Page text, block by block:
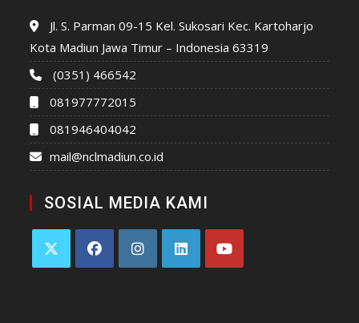
Jl. S. Parman 09-15 Kel. Sukosari Kec. Kartoharjo
Kota Madiun Jawa Timur – Indonesia 63319
(0351) 466542
081977772015
081946404042
mail@nclmadiun.co.id
SOSIAL MEDIA KAMI